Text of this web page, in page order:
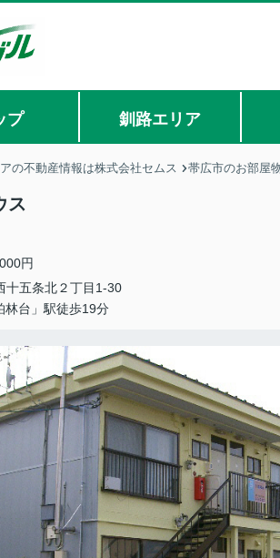
プ 釧路エリア
の不動産情報は株式会社セムス 帯広市のお部屋
ス
円
十五条北２丁目1-30
林台」駅徒歩19分